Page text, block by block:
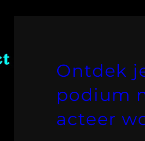
Ontdek
podium
acteer